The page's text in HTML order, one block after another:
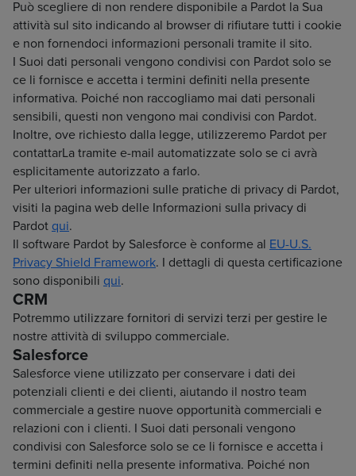
Può scegliere di non rendere disponibile a Pardot la Sua
attività sul sito indicando al browser di rifiutare tutti i cookie
e non fornendoci informazioni personali tramite il sito.
I Suoi dati personali vengono condivisi con Pardot solo se
ce li fornisce e accetta i termini definiti nella presente
informativa. Poiché non raccogliamo mai dati personali
sensibili, questi non vengono mai condivisi con Pardot.
Inoltre, ove richiesto dalla legge, utilizzeremo Pardot per
contattarLa tramite e-mail automatizzate solo se ci avrà
esplicitamente autorizzato a farlo.
Per ulteriori informazioni sulle pratiche di privacy di Pardot,
visiti la pagina web delle Informazioni sulla privacy di
Pardot qui.
Il software Pardot by Salesforce è conforme al EU-U.S.
Privacy Shield Framework. I dettagli di questa certificazione
sono disponibili qui.
CRM
Potremmo utilizzare fornitori di servizi terzi per gestire le
nostre attività di sviluppo commerciale.
Salesforce
Salesforce viene utilizzato per conservare i dati dei
potenziali clienti e dei clienti, aiutando il nostro team
commerciale a gestire nuove opportunità commerciali e
relazioni con i clienti. I Suoi dati personali vengono
condivisi con Salesforce solo se ce li fornisce e accetta i
termini definiti nella presente informativa. Poiché non